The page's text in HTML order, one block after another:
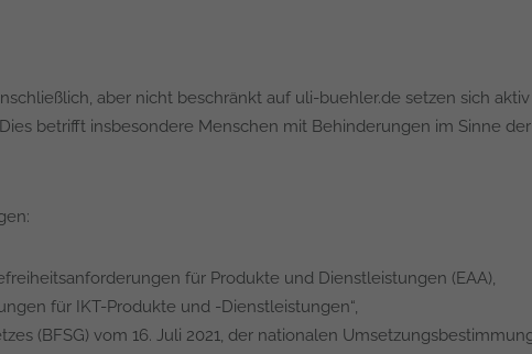
aber nicht beschränkt auf uli-buehler.de setzen sich
betrifft insbesondere Menschen mit Behinderungen im Sinne
für Produkte und Dienstleistungen (EAA),
für IKT-Produkte und -Dienstleistungen“,
(BFSG) vom 16. Juli 2021, der nationalen